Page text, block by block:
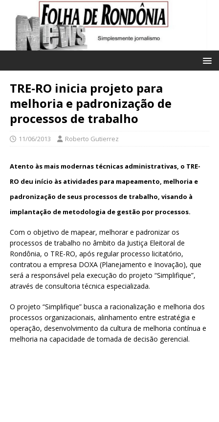
TRE-RO inicia projeto para
melhoria e padronização de
processos de trabalho
11/06/2013 Roberto Gutierrez
Atento às mais modernas técnicas administrativas, o TRE-
RO deu início às atividades para mapeamento, melhoria e
padronização de seus processos de trabalho, visando à
implantação de metodologia de gestão por processos.
Com o objetivo de mapear, melhorar e padronizar os
processos de trabalho no âmbito da Justiça Eleitoral de
Rondônia, o TRE-RO, após regular processo licitatório,
contratou a empresa DOXA (Planejamento e Inovação), que
será a responsável pela execução do projeto “Simplifique”,
através de consultoria técnica especializada.
O projeto “Simplifique” busca a racionalização e melhoria dos
processos organizacionais, alinhamento entre estratégia e
operação, desenvolvimento da cultura de melhoria contínua e
melhoria na capacidade de tomada de decisão gerencial.